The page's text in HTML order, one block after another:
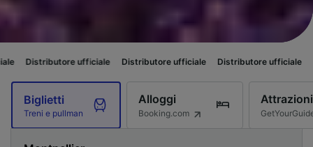
ufficiale Distributore ufficiale Distributore ufficiale Distributore
Biglietti
Treni e pullman
Alloggi
Booking.com
Attrazioni